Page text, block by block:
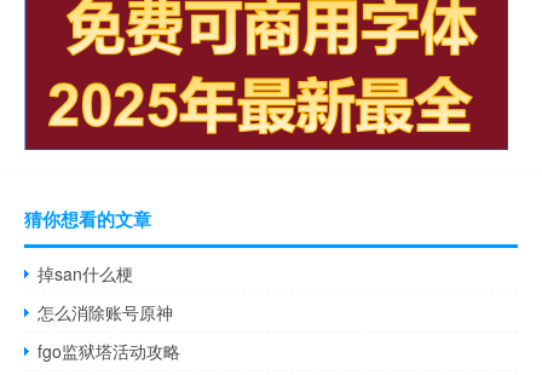
猜你想看的文章
掉san什么梗
怎么消除账号原神
fgo监狱塔活动攻略